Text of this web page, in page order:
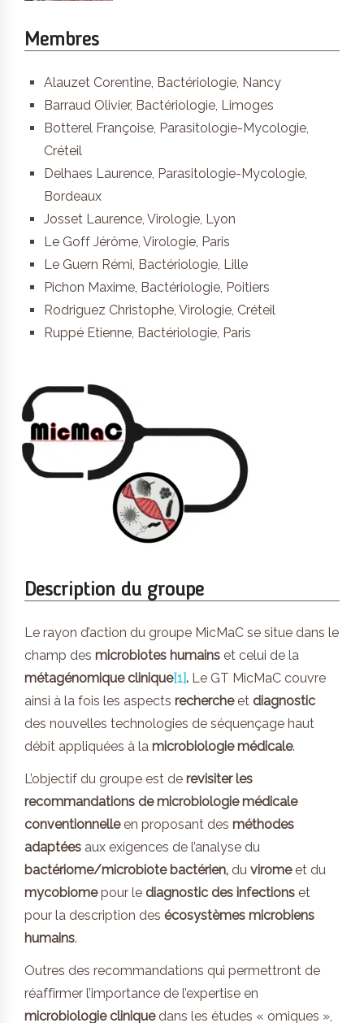
Membres
Alauzet Corentine, Bactériologie, Nancy
Barraud Olivier, Bactériologie, Limoges
Botterel Françoise, Parasitologie-Mycologie,
Créteil
Delhaes Laurence, Parasitologie-Mycologie,
Bordeaux
Josset Laurence, Virologie, Lyon
Le Goff Jérôme, Virologie, Paris
Le Guern Rémi, Bactériologie, Lille
Pichon Maxime, Bactériologie, Poitiers
Rodriguez Christophe, Virologie, Créteil
Ruppé Etienne, Bactériologie, Paris
Description du groupe
Le rayon d’action du groupe MicMaC se situe dans le
champ des microbiotes humains et celui de la
métagénomique clinique[1]. Le GT MicMaC couvre
ainsi à la fois les aspects rechercheet diagnostic
des nouvelles technologies de séquençage haut
débit appliquées à la microbiologie médicale.
L’objectif du groupe est de revisiter les
recommandations de microbiologie médicale
conventionnelleen proposant des méthodes
adaptées aux exigences de l’analyse du
bactériome/microbiote bactérien, du viromeet du
mycobiomepour le diagnostic des infections et
pour la description des écosystèmes microbiens
humains.
Outres des recommandations qui permettront de
réaffirmer l’importance de l’expertise en
microbiologie cliniquedans les études « omiques »,